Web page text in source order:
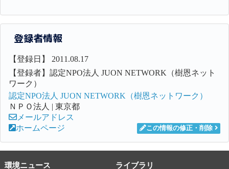
登録者情報
【登録日】 2011.08.17
【登録者】認定NPO法人 JUON NETWORK（樹恩ネット
ワーク）
認定NPO法人 JUON NETWORK（樹恩ネットワーク）
ＮＰＯ法人 | 東京都
メールアドレス
ホームページ
この情報の修正・削除
環境ニュース ライブラリ